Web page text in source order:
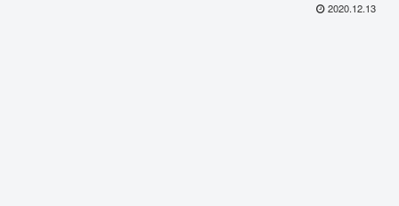
2020.12.13